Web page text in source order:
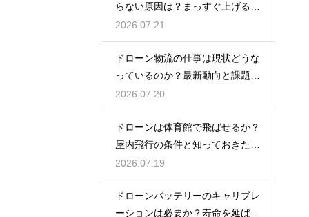
らない原因は？まっすぐ上げるた
めのコツを解説
2026.07.21
ドローン物流の仕事は現状どうな
っているのか？最新動向と課題を
解説
2026.07.20
ドローンは体育館で飛ばせるか？
屋内飛行の条件と知っておきたい
注意点
2026.07.19
ドローンバッテリーのキャリブレ
ーションは必要か？寿命を延ばす